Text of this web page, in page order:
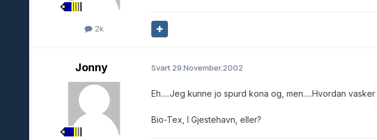
2k
Jonny Svart 29.November.2002
Eh.....Jeg kunne jo spurd kona og, men.....Hvordan
Bio-Tex, I Gjestehavn, eller?